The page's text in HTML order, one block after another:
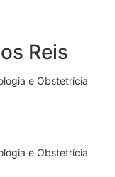
Reis
e Obstetrícia
e Obstetrícia